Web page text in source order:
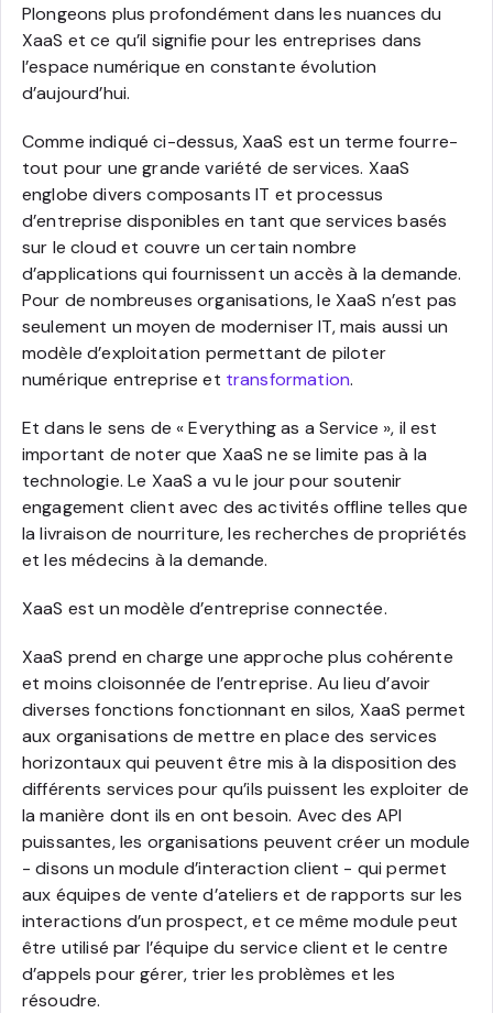
Plongeons plus profondément dans les nuances du
XaaS et ce qu’il signifie pour les entreprises dans
l’espace numérique en constante évolution
d’aujourd’hui.
Comme indiqué ci-dessus, XaaS est un terme fourre-
tout pour une grande variété de services. XaaS
englobe divers composants IT et processus
d’entreprise disponibles en tant que services basés
sur le cloud et couvre un certain nombre
d’applications qui fournissent un accès à la demande.
Pour de nombreuses organisations, le XaaS n’est pas
seulement un moyen de moderniser IT, mais aussi un
modèle d’exploitation permettant de piloter
numérique entreprise et transformation.
Et dans le sens de « Everything as a Service », il est
important de noter que XaaS ne se limite pas à la
technologie. Le XaaS a vu le jour pour soutenir
engagement client avec des activités offline telles que
la livraison de nourriture, les recherches de propriétés
et les médecins à la demande.
XaaS est un modèle d’entreprise connectée.
XaaS prend en charge une approche plus cohérente
et moins cloisonnée de l’entreprise. Au lieu d’avoir
diverses fonctions fonctionnant en silos, XaaS permet
aux organisations de mettre en place des services
horizontaux qui peuvent être mis à la disposition des
différents services pour qu’ils puissent les exploiter de
la manière dont ils en ont besoin. Avec des API
puissantes, les organisations peuvent créer un module
- disons un module d’interaction client - qui permet
aux équipes de vente d’ateliers et de rapports sur les
interactions d’un prospect, et ce même module peut
être utilisé par l’équipe du service client et le centre
d’appels pour gérer, trier les problèmes et les
résoudre.